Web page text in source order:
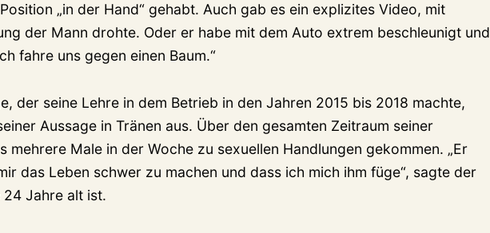
„in der Hand“ gehabt. Auch gab es ein explizites Video, mit
der Mann drohte. Oder er habe mit dem Auto extrem beschleunigt und
fahre uns gegen einen Baum.“
der seine Lehre in dem Betrieb in den Jahren 2015 bis 2018 machte,
Aussage in Tränen aus. Über den gesamten Zeitraum seiner
mehrere Male in der Woche zu sexuellen Handlungen gekommen. „Er
das Leben schwer zu machen und dass ich mich ihm füge“, sagte der
Jahre alt ist.